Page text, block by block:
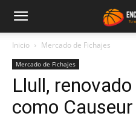
Inicio Mercado de Fichajes
Mercado de Fichajes
Llull,
como Causeur